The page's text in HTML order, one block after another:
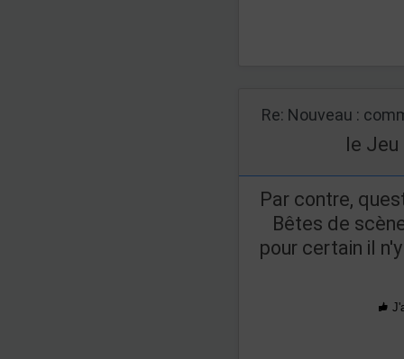
Re: Nouveau :
le Jeu
Par contre,
Bêtes de
pour certain il